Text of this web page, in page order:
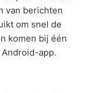
van berichten
om snel de
komen bij één
app.